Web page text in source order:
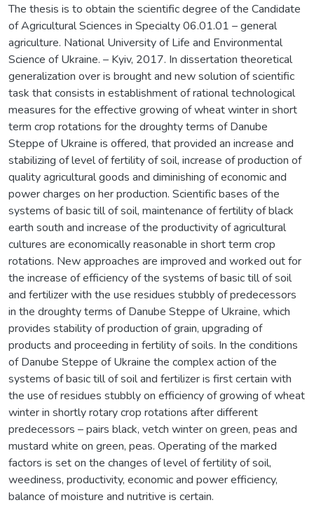
The thesis is to obtain the scientific degree of the Candidate
of Agricultural Sciences in Specialty 06.01.01 – general
agriculture. National University of Life and Environmental
Science of Ukraine. – Kyiv, 2017. In dissertation theoretical
generalization over is brought and new solution of scientific
task that consists in establishment of rational technological
measures for the effective growing of wheat winter in short
term crop rotations for the droughty terms of Danube
Steppe of Ukraine is offered, that provided an increase and
stabilizing of level of fertility of soil, increase of production of
quality agricultural goods and diminishing of economic and
power charges on her production. Scientific bases of the
systems of basic till of soil, maintenance of fertility of black
earth south and increase of the productivity of agricultural
cultures are economically reasonable in short term crop
rotations. New approaches are improved and worked out for
the increase of efficiency of the systems of basic till of soil
and fertilizer with the use residues stubbly of predecessors
in the droughty terms of Danube Steppe of Ukraine, which
provides stability of production of grain, upgrading of
products and proceeding in fertility of soils. In the conditions
of Danube Steppe of Ukraine the complex action of the
systems of basic till of soil and fertilizer is first certain with
the use of residues stubbly on efficiency of growing of wheat
winter in shortly rotary crop rotations after different
predecessors – pairs black, vetch winter on green, peas and
mustard white on green, peas. Operating of the marked
factors is set on the changes of level of fertility of soil,
weediness, productivity, economic and power efficiency,
balance of moisture and nutritive is certain.